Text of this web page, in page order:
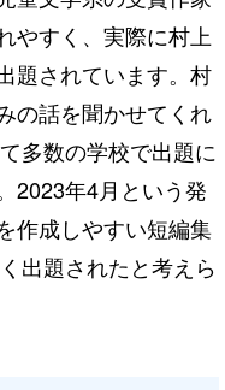
やすく、実際に村上
題されています。村
の話を聞かせてくれ
多数の学校で出題に
2023年4月という発
作成しやすい短編集
出題されたと考えら